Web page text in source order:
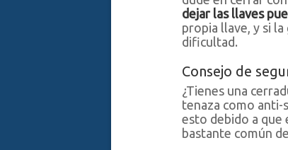
dejar las llaves
propia llave, y si
dificultad.
Consejo de
¿Tienes una
tenaza como anti-
esto debido a que
bastante común